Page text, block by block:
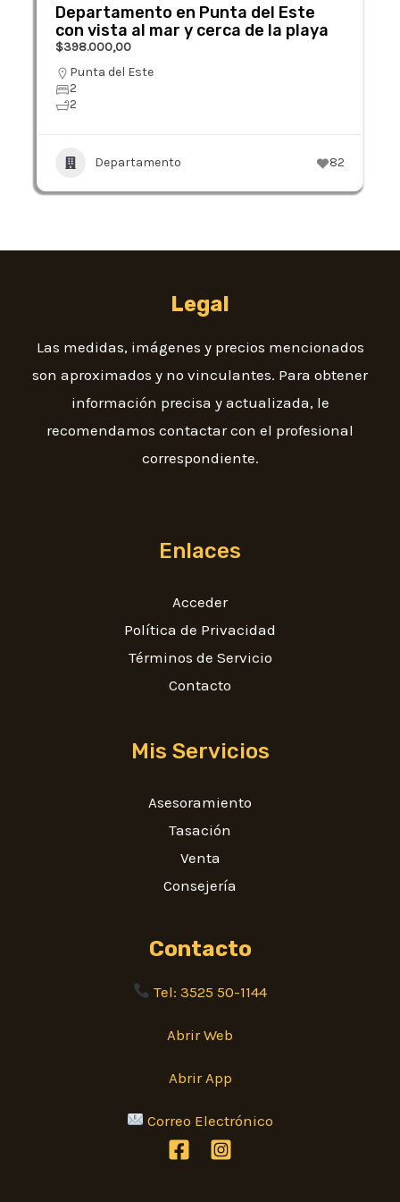
Departamento en Punta del Este
con vista al mar y cerca de la playa
$398.000,00
Punta del Este
2
2
Departamento 82
Legal
Las medidas, imágenes y precios mencionados
son aproximados y no vinculantes. Para obtener
información precisa y actualizada, le
recomendamos contactar con el profesional
correspondiente.
Enlaces
Acceder
Política de Privacidad
Términos de Servicio
Contacto
Mis Servicios
Asesoramiento
Tasación
Venta
Consejería
Contacto
Tel: 3525 50-1144
Abrir Web
Abrir App
Correo Electrónico